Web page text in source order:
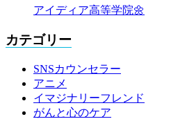
アイディア高等学院🌼
カテゴリー
SNSカウンセラー
アニメ
イマジナリーフレンド
がんと心のケア